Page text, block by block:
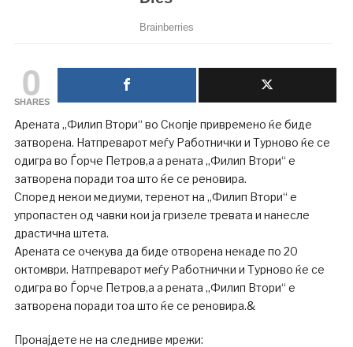
0
SHARES
Арената „Филип Втори“ во Скопје привремено ќе биде
затворена. Натпреварот меѓу Работнички и Турново ќе се
одигра во Ѓорче Петров,а а рената „Филип Втори“ е
затворена поради тоа што ќе се реновира.
Според некои медиуми, теренот на „Филип Втори“ е
упропастен од чавки кои ја гризеле тревата и нанесле
драстична штета.
Арената се очекува да биде отворена некаде по 20
октомври. Натпреварот меѓу Работнички и Турново ќе се
одигра во Ѓорче Петров,а а рената „Филип Втори“ е
затворена поради тоа што ќе се реновира.&
Пронајдете не на следниве мрежи: